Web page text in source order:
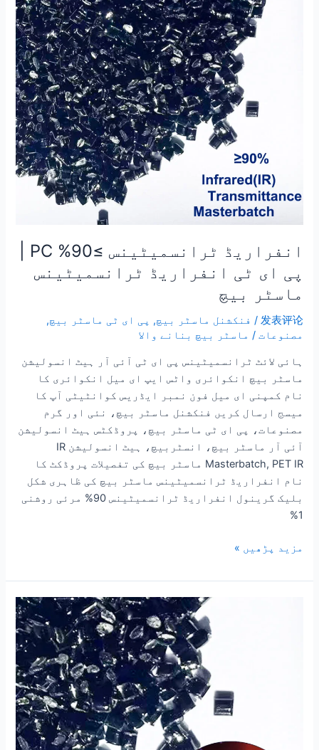
پی ای ٹی انفراریڈ ٹرانسمیٹینس
ماسٹر بیچ
发表评论
/ فنکشنل ماسٹر بیچ, پی ای ٹی ماسٹر بیچ,
مصنوعات / ماسٹر بیچ بنانے والا
ہائی لائٹ ٹرانسمیٹینس پی ای ٹی آئی آر ہیٹ انسولیشن
ماسٹر بیچ انکوائری واٹس ایپ ای میل انکوائری کا
نام کمپنی ای میل فون نمبر ایڈریس کوانٹیٹی آپ کا
میسج ارسال کریں فنکشنل ماسٹر بیچ، نئی اور گرم
مصنوعات، پی ای ٹی ماسٹر بیچ، پروڈکٹس ہیٹ انسولیشن
آئی آر ماسٹر بیچ، انسٹربیچ، ہیٹ انسولیشن IR
Masterbatch, PET IR ماسٹر بیچ کی تفصیلات پروڈکٹ کا
نام انفراریڈ ٹرانسمیٹینس ماسٹر بیچ کی ظاہری شکل
بلیک گرینول انفراریڈ ٹرانسمیٹینس 90% مرئی روشنی
1%
ٹرانسمیٹینس
مزید پڑھیں »
ٹرانسمیٹینس